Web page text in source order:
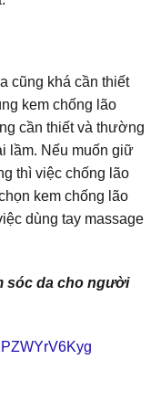
cũng khá cần thiết
kem chống lão
cần thiết và thường
lầm. Nếu muốn giữ
thì việc chống lão
kem chống lão
dùng tay massage
sóc da cho người